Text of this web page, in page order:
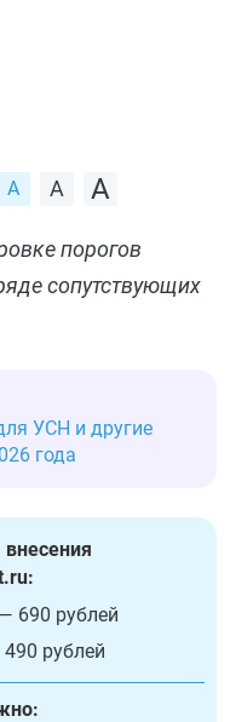
порогов
сопутствующих
УСН и другие
года
— 690 рублей
рублей